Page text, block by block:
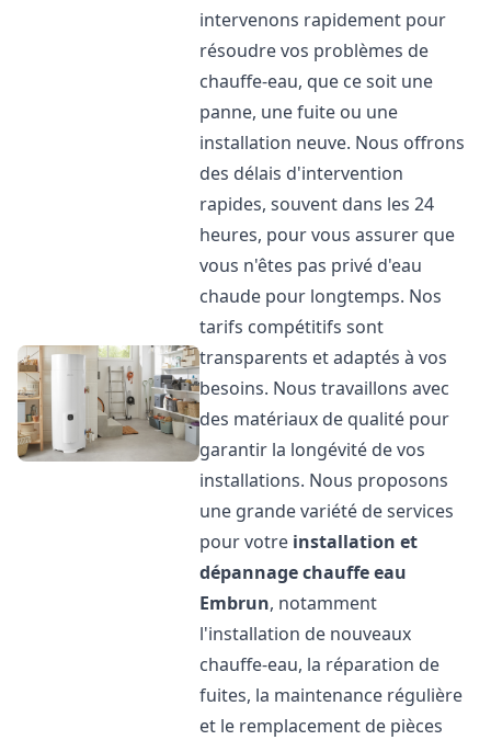
intervenons rapidement pour
résoudre vos problèmes de
chauffe-eau, que ce soit une
panne, une fuite ou une
installation neuve. Nous offrons
des délais d'intervention
rapides, souvent dans les 24
heures, pour vous assurer que
vous n'êtes pas privé d'eau
chaude pour longtemps. Nos
tarifs compétitifs sont
transparents et adaptés à vos
besoins. Nous travaillons avec
des matériaux de qualité pour
garantir la longévité de vos
installations. Nous proposons
une grande variété de services
pour votre installation et
dépannage chauffe eau
Embrun, notamment
l'installation de nouveaux
chauffe-eau, la réparation de
fuites, la maintenance régulière
et le remplacement de pièces